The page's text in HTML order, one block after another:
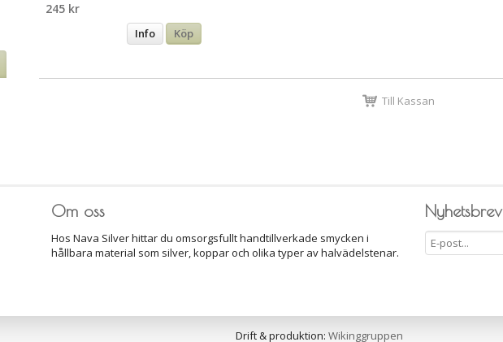
245 kr
Info Köp
Till Kassan
Nyhetsbrev
Om oss
Hos Nava Silver hittar du omsorgsfullt handtillverkade smycken i
hållbara material som silver, koppar och olika typer av halvädelstenar.
Drift & produktion: Wikinggruppen